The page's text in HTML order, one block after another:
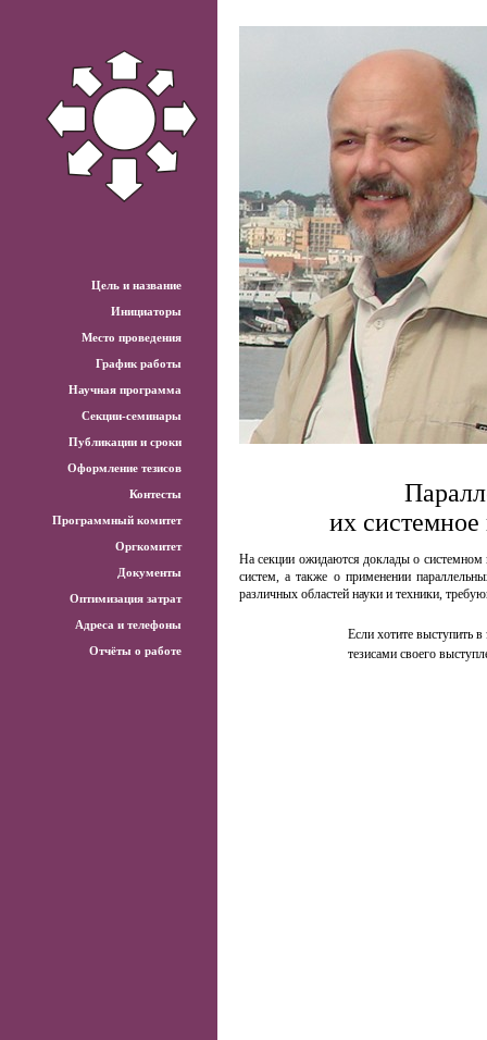
их
На секции ожидаются доклады о системном
систем, а также о применении
различных областей науки и техники,
Если хотите выступить
тезисами своего
Цель и название
Инициаторы
Место проведения
График работы
Научная программа
Секции-семинары
Публикации и сроки
Оформление тезисов
Контесты
Программный комитет
Оргкомитет
Документы
Оптимизация затрат
Адреса и телефоны
Отчёты о работе